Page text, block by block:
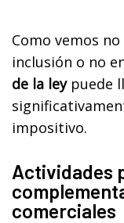
Como vemos
inclusión o no
de la leypuede
impositivo.
Actividades
comerciales